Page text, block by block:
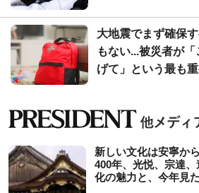
大地震でまず確保
もない...被災者が
げて」という最も
新しい文化は安寧か
400年、光悦、宗達
化の魅力と、今年見